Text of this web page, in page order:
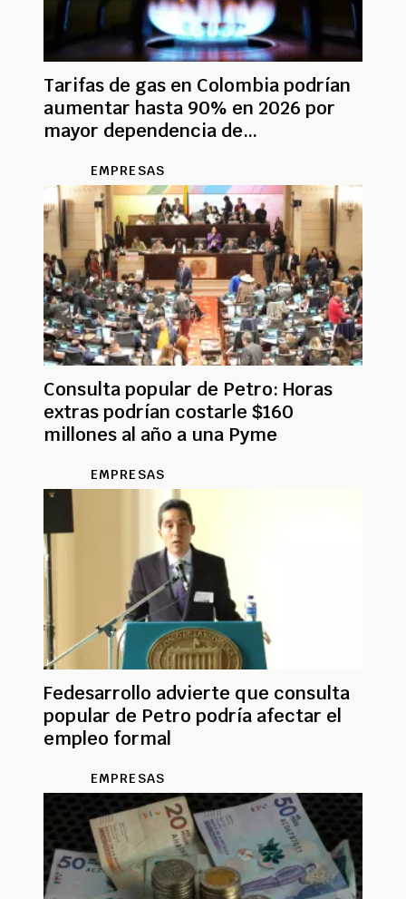
Tarifas de gas en Colombia podrían
aumentar hasta 90% en 2026 por
mayor dependencia de
EMPRESAS
Consulta popular de Petro: Horas
extras podrían costarle $160
millones al año a una Pyme
EMPRESAS
Fedesarrollo advierte que consulta
popular de Petro podría afectar el
empleo formal
EMPRESAS